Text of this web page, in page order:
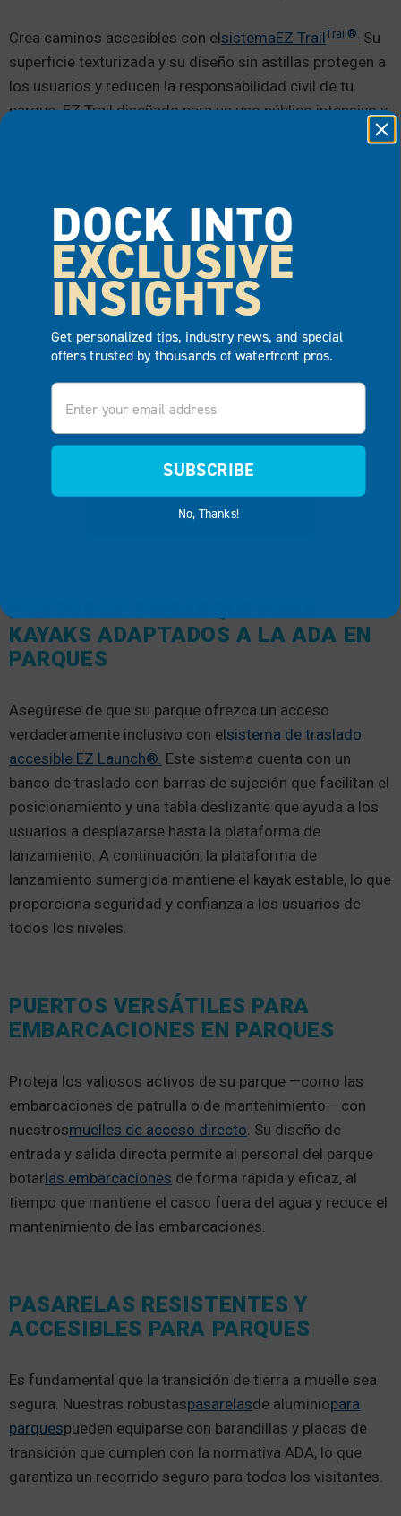
Crea caminos accesibles con elsistemaEZ TrailTrail®. Su
superficie texturizada y su diseño sin astillas protegen a
los usuarios y reducen la responsabilidad civil de tu
parque. EZ Trail diseñado para un uso público intensivo y
VER TODOS LOS PRODUCTOS
PUNTOS DE EMBARQUE PARA
KAYAKS ADAPTADOS A LA ADA EN
PARQUES
Asegúrese de que su parque ofrezca un acceso
verdaderamente inclusivo con elsistema de traslado
accesible EZ Launch®. Este sistema cuenta con un
banco de traslado con barras de sujeción que facilitan el
posicionamiento y una tabla deslizante que ayuda a los
usuarios a desplazarse hasta la plataforma de
lanzamiento. A continuación, la plataforma de
lanzamiento sumergida mantiene el kayak estable, lo que
proporciona seguridad y confianza a los usuarios de
todos los niveles.
PUERTOS VERSÁTILES PARA
EMBARCACIONES EN PARQUES
Proteja los valiosos activos de su parque —como las
embarcaciones de patrulla o de mantenimiento— con
nuestrosmuelles de acceso directo. Su diseño de
entrada y salida directa permite al personal del parque
botarlas embarcaciones de forma rápida y eficaz, al
tiempo que mantiene el casco fuera del agua y reduce el
mantenimiento de las embarcaciones.
PASARELAS RESISTENTES Y
ACCESIBLES PARA PARQUES
Es fundamental que la transición de tierra a muelle sea
segura. Nuestras robustaspasarelasde aluminiopara
parquespueden equiparse con barandillas y placas de
transición que cumplen con la normativa ADA, lo que
garantiza un recorrido seguro para todos los visitantes.
DOCK INTO
EXCLUSIVE
INSIGHTS
Get personalized tips, industry news, and special
offers trusted by thousands of waterfront pros.
Email
SUBSCRIBE
No, Thanks!